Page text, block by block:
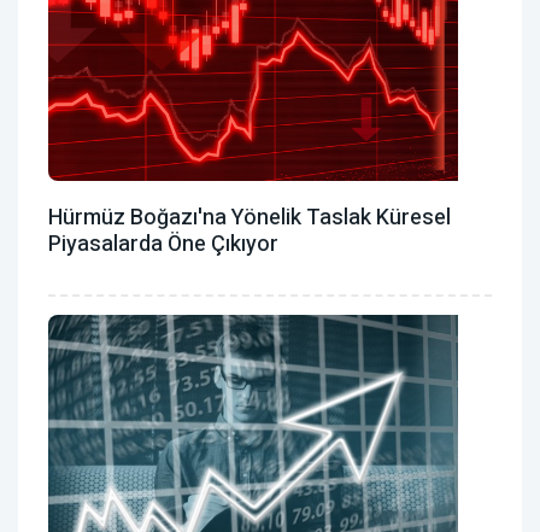
Hürmüz Boğazı'na Yönelik Taslak Küresel
Piyasalarda Öne Çıkıyor